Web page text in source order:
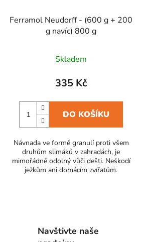
Ferramol Neudorff - (600 g + 200
g navíc) 800 g
Skladem
335 Kč
DO KOŠÍKU
Návnada ve formě granulí proti všem
druhům slimáků v zahradách, je
mimořádně odolný vůči dešti. Neškodí
ježkům ani domácím zvířatům.
Navštivte naše